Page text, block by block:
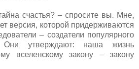
счастья? – спросите вы. Мне,
версия, которой придерживаются
– создатели популярного
Они утверждают: наша жизнь
вселенскому закону – закону